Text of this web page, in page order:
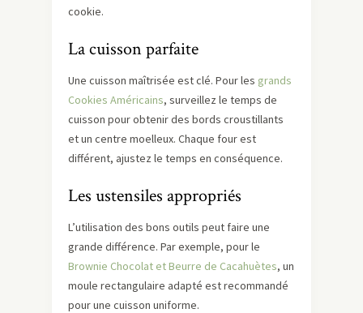
cookie.
La cuisson parfaite
Une cuisson maîtrisée est clé. Pour les grands
Cookies Américains, surveillez le temps de
cuisson pour obtenir des bords croustillants
et un centre moelleux. Chaque four est
différent, ajustez le temps en conséquence.
Les ustensiles appropriés
L’utilisation des bons outils peut faire une
grande différence. Par exemple, pour le
Brownie Chocolat et Beurre de Cacahuètes, un
moule rectangulaire adapté est recommandé
pour une cuisson uniforme.